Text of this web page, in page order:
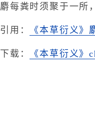
麝每粪时须聚于一所
引用： 《本草衍义》
下载： 《本草衍义》